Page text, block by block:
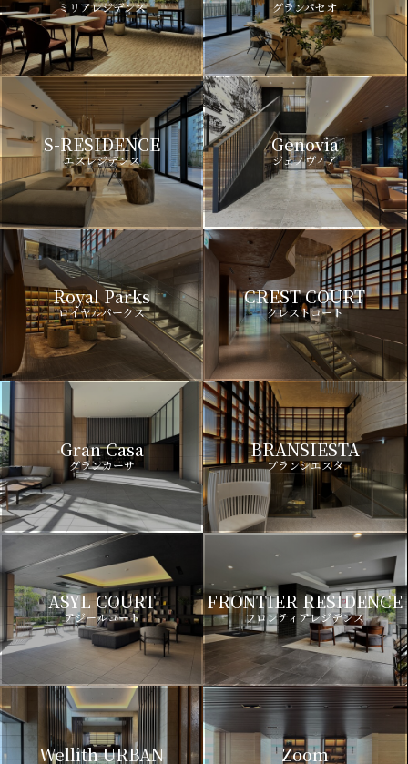
ミリアレジデンス グランパセオ
S-RESIDENCE
エスレジデンス
Genovia
ジェノヴィア
Royal Parks
ロイヤルパークス
CREST COURT
クレストコート
Gran Casa
グランカーサ
BRANSIESTA
ブランシエスタ
ASYL COURT
アジールコート
FRONTIER RESIDENCE
フロンティアレジデンス
Wellith URBAN Zoom